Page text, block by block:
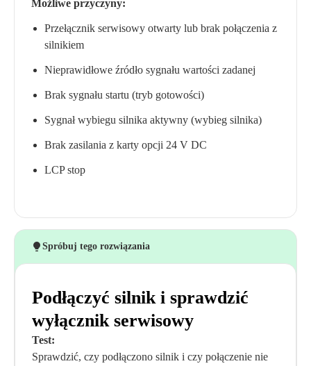
Możliwe przyczyny:
Przełącznik serwisowy otwarty lub brak połączenia z
silnikiem
Nieprawidłowe źródło sygnału wartości zadanej
Brak sygnału startu (tryb gotowości)
Sygnał wybiegu silnika aktywny (wybieg silnika)
Brak zasilania z karty opcji 24 V DC
LCP stop
Spróbuj tego rozwiązania
Podłączyć silnik i sprawdzić
wyłącznik serwisowy
Test:
Sprawdzić, czy podłączono silnik i czy połączenie nie